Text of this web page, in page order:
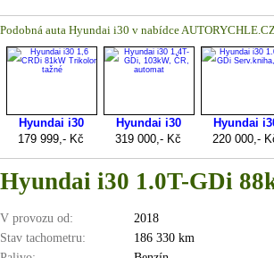
Podobná auta Hyundai i30 v nabídce
Hyundai i30 1.0T-GDi
V provozu od:
2018
Stav tachometru:
186 330 km